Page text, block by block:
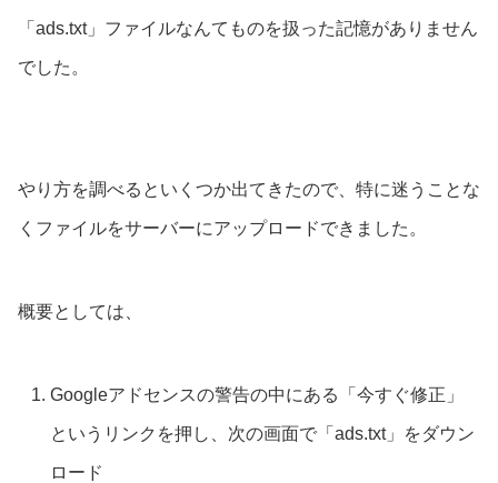
「ads.txt」ファイルなんてものを扱った記憶がありません
でした。
やり方を調べるといくつか出てきたので、特に迷うことな
くファイルをサーバーにアップロードできました。
概要としては、
Googleアドセンスの警告の中にある「今すぐ修正」
というリンクを押し、次の画面で「ads.txt」をダウン
ロード